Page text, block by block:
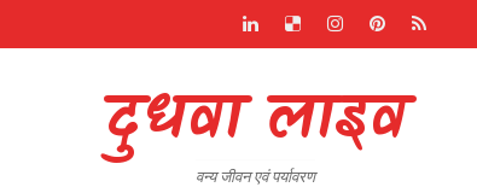
दुधवा लाइव
वन्य जीवन एवं पर्यावरण